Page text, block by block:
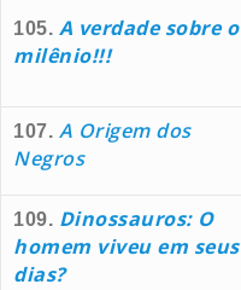
105. A verdade sobre o
milênio!!!
107. A Origem dos
Negros
109. Dinossauros: O
homem viveu em seus
dias?